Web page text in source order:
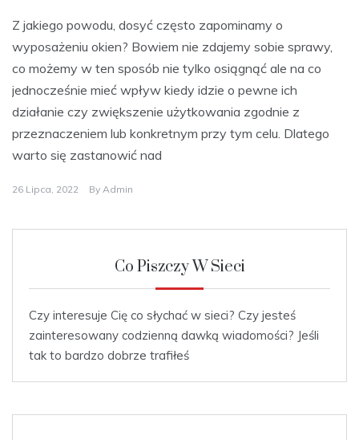
Z jakiego powodu, dosyć często zapominamy o
wyposażeniu okien? Bowiem nie zdajemy sobie sprawy,
co możemy w ten sposób nie tylko osiągnąć ale na co
jednocześnie mieć wpływ kiedy idzie o pewne ich
działanie czy zwiększenie użytkowania zgodnie z
przeznaczeniem lub konkretnym przy tym celu. Dlatego
warto się zastanowić nad
26 Lipca, 2022 By Admin
Co Piszczy W Sieci
Czy interesuje Cię co słychać w sieci? Czy jesteś
zainteresowany codzienną dawką wiadomości? Jeśli
tak to bardzo dobrze trafiłeś